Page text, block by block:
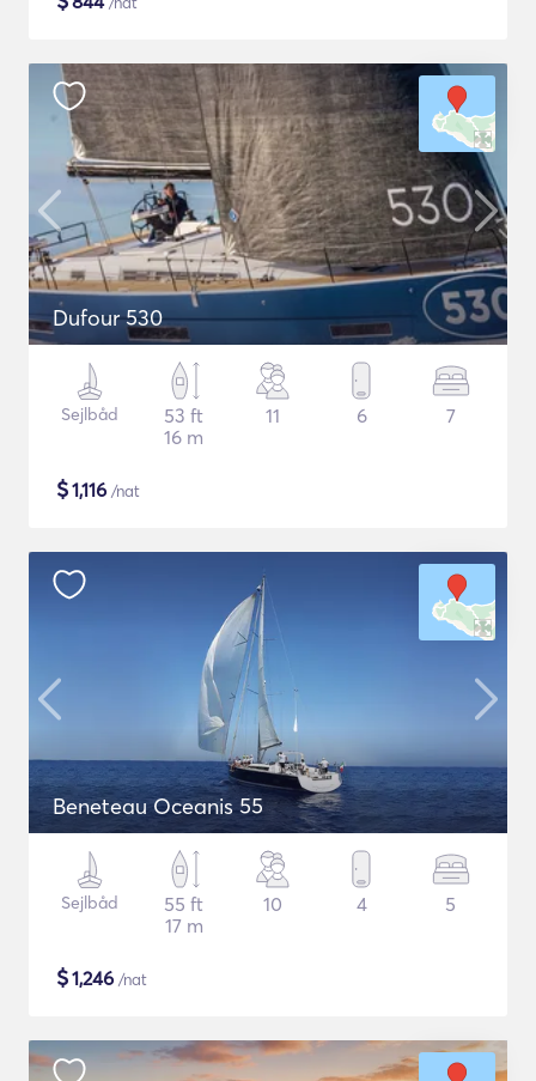
Dufour 530
Sejlbåd
53 ft
16 m
11 6 7
$1,116 /nat
Beneteau Oceanis 55
Sejlbåd
55 ft
17 m
10 4 5
$1,246 /nat